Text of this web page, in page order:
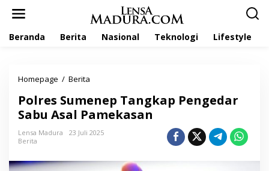
Beranda Berita Nasional Teknologi Lifestyle
Homepage / Berita
l
r
e
s
m
Polres Sumenep Tangkap Pengedar
Sabu Asal Pamekasan
Lensa Madura
23 Juli 2025
Berita